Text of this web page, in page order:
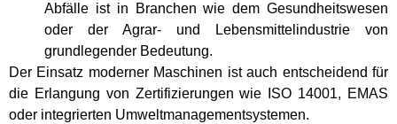
Abfälle ist in Branchen wie dem Gesundheitswesen
oder der Agrar- und Lebensmittelindustrie von
grundlegender Bedeutung.
Der Einsatz moderner Maschinen ist auch entscheidend für
die Erlangung von Zertifizierungen wie ISO 14001, EMAS
oder integrierten Umweltmanagementsystemen.